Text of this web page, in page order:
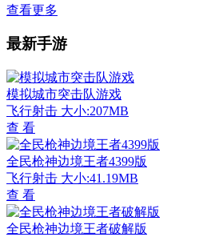
查看更多
最新手游
模拟城市突击队游戏
飞行射击 大小:207MB
查 看
全民枪神边境王者4399版
飞行射击 大小:41.19MB
查 看
全民枪神边境王者破解版